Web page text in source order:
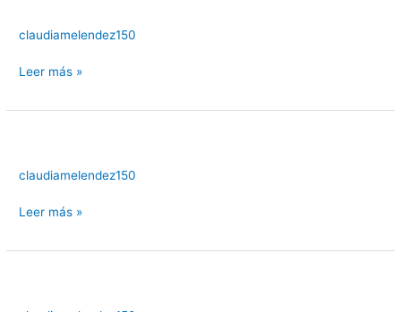
claudiamelendez150
Leer más »
claudiamelendez150
Leer más »